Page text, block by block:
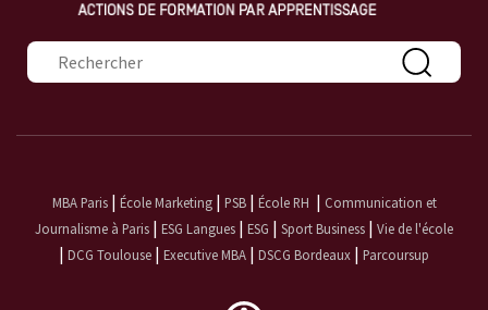
Formulaire de recherche
MBA Paris| École Marketing| PSB| École RH | Communication et
Journalisme à Paris | ESG Langues | ESG | Sport Business | Vie de l'école
| DCG Toulouse | Executive MBA | DSCG Bordeaux | Parcoursup